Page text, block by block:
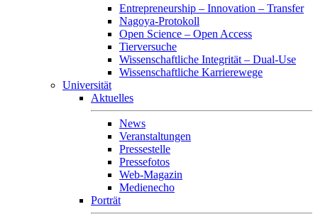
Entrepreneurship – Innovation – Transfer
Nagoya-Protokoll
Open Science – Open Access
Tierversuche
Wissenschaftliche Integrität – Dual-Use
Wissenschaftliche Karrierewege
Universität
Aktuelles
News
Veranstaltungen
Pressestelle
Pressefotos
Web-Magazin
Medienecho
Porträt